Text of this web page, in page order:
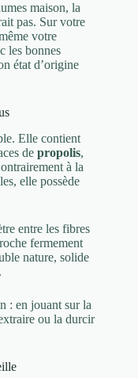
maison, la
pas. Sur votre
votre
les bonnes
état d’origine
Elle contient
de propolis,
à la
elle possède
entre les fibres
fermement
nature, solide
: en jouant sur la
ou la durcir